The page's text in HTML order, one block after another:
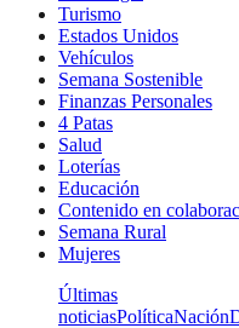
Turismo
Estados Unidos
Vehículos
Semana Sostenible
Finanzas Personales
4 Patas
Salud
Loterías
Educación
Contenido en
Semana Rural
Mujeres
Últimas
noticiasPolíticaNación